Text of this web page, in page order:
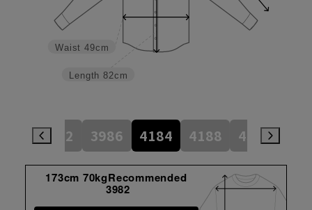
Length 82cm
Waist 49cm
3982 3986 4184 4188 4386
173cm 70kgRecommended
3982